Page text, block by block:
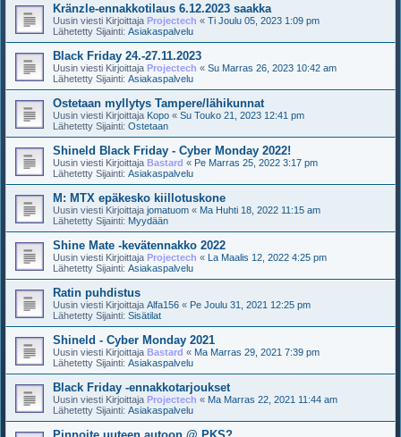
Kränzle-ennakkotilaus 6.12.2023 saakka
Uusin viesti Kirjoittaja Projectech « Ti Joulu 05, 2023 1:09 pm
Lähetetty Sijainti: Asiakaspalvelu
Black Friday 24.-27.11.2023
Uusin viesti Kirjoittaja Projectech « Su Marras 26, 2023 10:42 am
Lähetetty Sijainti: Asiakaspalvelu
Ostetaan myllytys Tampere/lähikunnat
Uusin viesti Kirjoittaja Kopo « Su Touko 21, 2023 12:41 pm
Lähetetty Sijainti: Ostetaan
Shineld Black Friday - Cyber Monday 2022!
Uusin viesti Kirjoittaja Bastard « Pe Marras 25, 2022 3:17 pm
Lähetetty Sijainti: Asiakaspalvelu
M: MTX epäkesko kiillotuskone
Uusin viesti Kirjoittaja jomatuom « Ma Huhti 18, 2022 11:15 am
Lähetetty Sijainti: Myydään
Shine Mate -kevätennakko 2022
Uusin viesti Kirjoittaja Projectech « La Maalis 12, 2022 4:25 pm
Lähetetty Sijainti: Asiakaspalvelu
Ratin puhdistus
Uusin viesti Kirjoittaja Alfa156 « Pe Joulu 31, 2021 12:25 pm
Lähetetty Sijainti: Sisätilat
Shineld - Cyber Monday 2021
Uusin viesti Kirjoittaja Bastard « Ma Marras 29, 2021 7:39 pm
Lähetetty Sijainti: Asiakaspalvelu
Black Friday -ennakkotarjoukset
Uusin viesti Kirjoittaja Projectech « Ma Marras 22, 2021 11:44 am
Lähetetty Sijainti: Asiakaspalvelu
Pinnoite uuteen autoon @ PKS?